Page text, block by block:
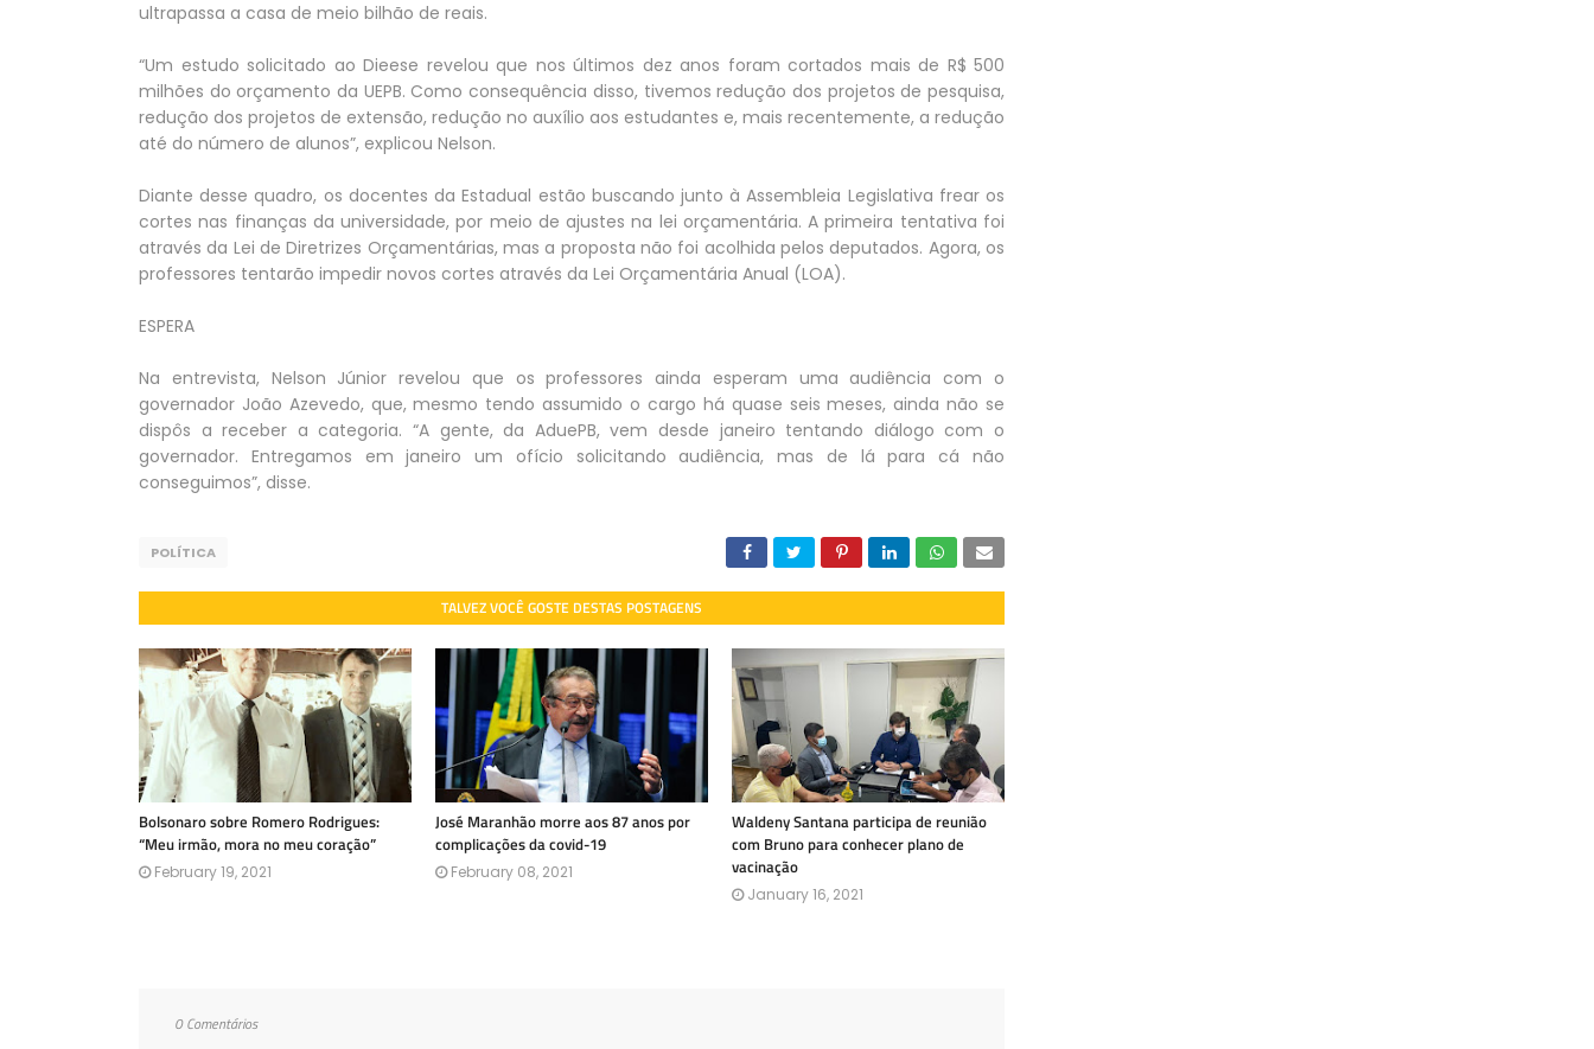
ultrapassa a casa de meio bilhão de reais.
“Um estudo solicitado ao Dieese revelou que nos últimos dez anos foram cortados mais de R$ 500
milhões do orçamento da UEPB. Como consequência disso, tivemos redução dos projetos de pesquisa,
redução dos projetos de extensão, redução no auxílio aos estudantes e, mais recentemente, a redução
até do número de alunos”, explicou Nelson.
Diante desse quadro, os docentes da Estadual estão buscando junto à Assembleia Legislativa frear os
cortes nas finanças da universidade, por meio de ajustes na lei orçamentária. A primeira tentativa foi
através da Lei de Diretrizes Orçamentárias, mas a proposta não foi acolhida pelos deputados. Agora, os
professores tentarão impedir novos cortes através da Lei Orçamentária Anual (LOA).
ESPERA
Na entrevista, Nelson Júnior revelou que os professores ainda esperam uma audiência com o
governador João Azevedo, que, mesmo tendo assumido o cargo há quase seis meses, ainda não se
dispôs a receber a categoria. “A gente, da AduePB, vem desde janeiro tentando diálogo com o
governador. Entregamos em janeiro um ofício solicitando audiência, mas de lá para cá não
conseguimos”, disse.
POLÍTICA
TALVEZ VOCÊ GOSTE DESTAS POSTAGENS
Bolsonaro sobre Romero Rodrigues:
“Meu irmão, mora no meu coração”
February 19, 2021
José Maranhão morre aos 87 anos por
complicações da covid-19
February 08, 2021
Waldeny Santana participa de reunião
com Bruno para conhecer plano de
vacinação
January 16, 2021
0 Comentários